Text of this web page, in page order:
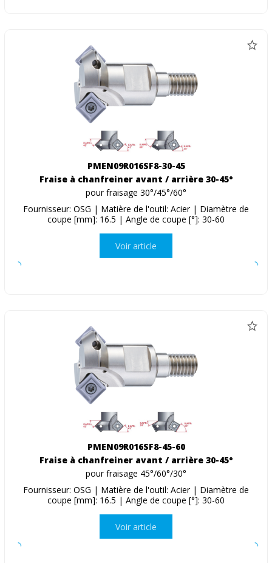
PMEN09R016SF8-30-45
Fraise à chanfreiner avant / arrière 30-45°
pour fraisage 30°/45°/60°
Fournisseur: OSG | Matière de l'outil: Acier | Diamètre de
coupe [mm]: 16.5 | Angle de coupe [°]: 30-60
Voir article
PMEN09R016SF8-45-60
Fraise à chanfreiner avant / arrière 30-45°
pour fraisage 45°/60°/30°
Fournisseur: OSG | Matière de l'outil: Acier | Diamètre de
coupe [mm]: 16.5 | Angle de coupe [°]: 30-60
Voir article